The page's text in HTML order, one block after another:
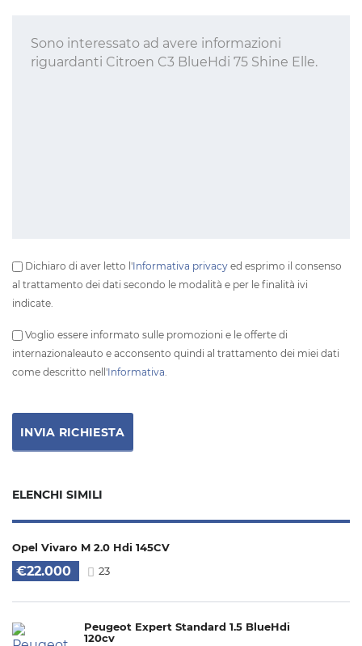
Dichiaro di aver letto l'Informativa privacy ed esprimo il consenso
al trattamento dei dati secondo le modalità e per le finalità ivi
indicate.
Voglio essere informato sulle promozioni e le offerte di
internazionaleauto e acconsento quindi al trattamento dei miei dati
come descritto nell'Informativa.
ELENCHI SIMILI
Opel Vivaro M 2.0 Hdi 145CV
€22.000 23
Peugeot Expert Standard 1.5 BlueHdi
120cv